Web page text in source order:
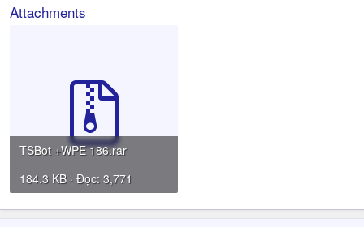
Attachments
TSBot +WPE 186.rar
184.3 KB · Đọc: 3,771